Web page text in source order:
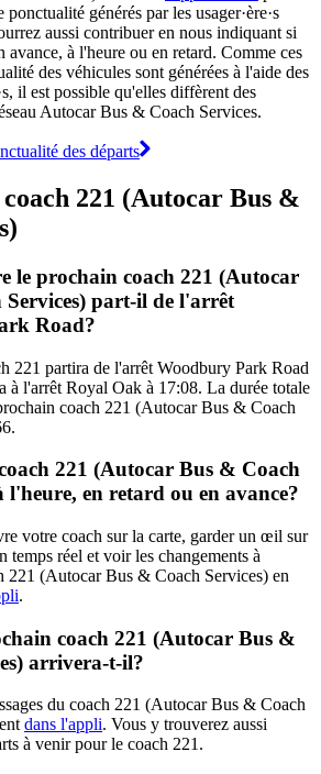
générés par les usager·ère·s
aussi contribuer en nous indiquant si
avance, à l'heure ou en retard. Comme ces
des véhicules sont générées à l'aide des
il est possible qu'elles diffèrent des
Autocar Bus & Coach Services.
des départs
221 (Autocar Bus &
le prochain coach 221 (Autocar
Services) part-il de l'arrêt
Road?
221 partira de l'arrêt Woodbury Park Road
à l'arrêt Royal Oak à 17:08. La durée totale
coach 221 (Autocar Bus & Coach
221 (Autocar Bus & Coach
l'heure, en retard ou en avance?
votre coach sur la carte, garder un œil sur
temps réel et voir les changements à
221 (Autocar Bus & Coach Services) en
.
coach 221 (Autocar Bus &
arrivera-t-il?
du coach 221 (Autocar Bus & Coach
dans l'appli. Vous y trouverez aussi
à venir pour le coach 221.